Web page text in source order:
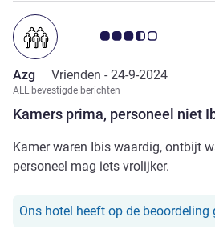
is niet ons ding. Voor dzt alleen als
toch vrij duur.
Kamers prima, personeel niet
Avis-klantbeoordeling
Azg Vrienden - 24-9-2024
ALL bevestigde berichten
Kamer waren Ibis waardig, ontbijt
personeel mag iets vrolijker.
Ons hotel heeft op de beoordeling